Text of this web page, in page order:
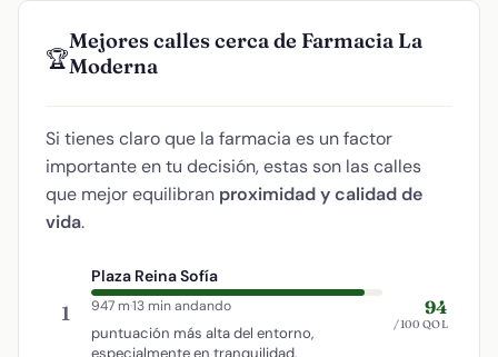
🏆
Mejores calles cerca de Farmacia La
Moderna
Si tienes claro que la farmacia es un factor
importante en tu decisión, estas son las calles
que mejor equilibran proximidad y calidad de
vida.
1
Plaza Reina Sofía
947 m·13 min andando
puntuación más alta del entorno,
especialmente en tranquilidad.
94
/100 QOL